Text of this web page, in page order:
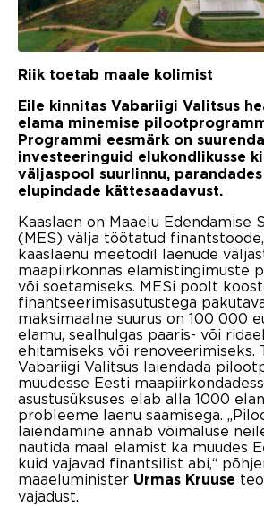
Riik toetab maale kolimist
Eile kinnitas Vabariigi Valitsus
elama minemise
Programmi eesmärk on
investeeringuid elukondlikusse
väljaspool suurlinnu,
elupindade kättesaadavust.
Kaaslaen on Maaelu Edendamise
(MES) välja töötatud
kaaslaenu meetodil laenude
maapiirkonnas elamistingimuste
või soetamiseks. MESi poolt
finantseerimisasutustega
maksimaalne suurus on 100 000
elamu, sealhulgas paaris- või
ehitamiseks või renoveerimiseks.
Vabariigi Valitsus laiendada
muudesse Eesti
asustusüksuses elab alla 1000
probleeme laenu saamisega.
laiendamine annab võimaluse
nautida maal elamist ka muudes
kuid vajavad finantsilist abi,“
maaeluminister Urmas Kruuse
vajadust.